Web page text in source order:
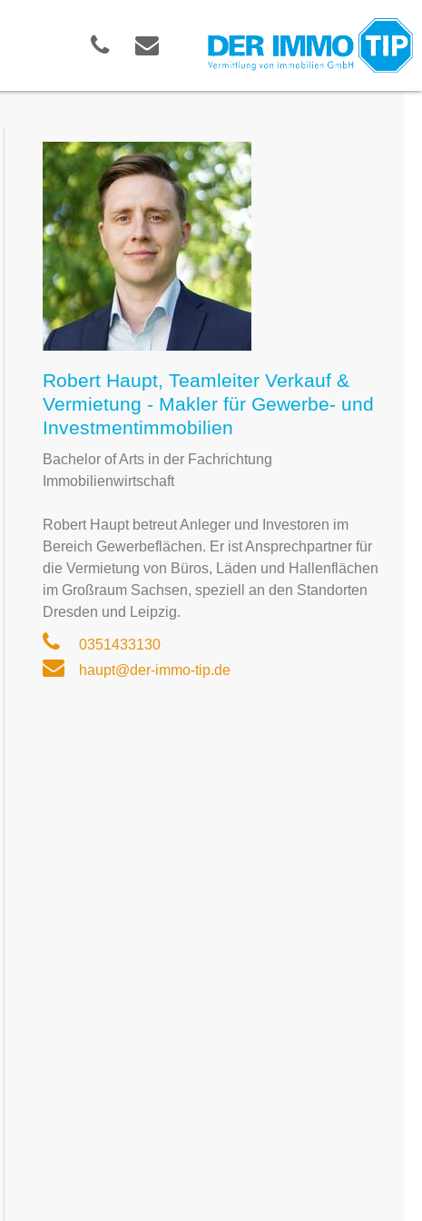
Robert Haupt, Teamleiter Verkauf &
Vermietung - Makler für Gewerbe- und
Investmentimmobilien
Bachelor of Arts in der Fachrichtung
Immobilienwirtschaft
Robert Haupt betreut Anleger und Investoren im
Bereich Gewerbeflächen. Er ist Ansprechpartner für
die Vermietung von Büros, Läden und Hallenflächen
im Großraum Sachsen, speziell an den Standorten
Dresden und Leipzig.
0351433130
haupt@der-immo-tip.de